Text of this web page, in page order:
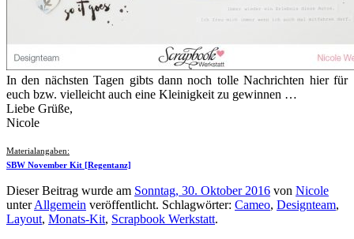
In den nächsten Tagen gibts dann noch tolle Nachrichten hier für
euch bzw. vielleicht auch eine Kleinigkeit zu gewinnen …
Liebe Grüße,
Nicole
Materialangaben:
SBW November Kit [Regentanz]
Dieser Beitrag wurde am Sonntag, 30. Oktober 2016 von Nicole
unterAllgemein veröffentlicht. Schlagwörter: Cameo, Designteam,
Layout, Monats-Kit, Scrapbook Werkstatt.